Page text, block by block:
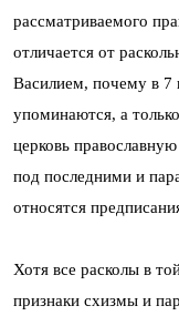
рассматриваемого
отличается от
Василием, почему в 7
упоминаются, а
церковь
под последними и
относятся
Хотя все расколы в
признаки схизмы и